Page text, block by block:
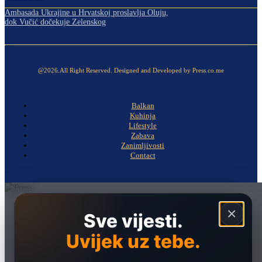
Ambasada Ukrajine u Hrvatskoj proslavlja Oluju,
dok Vučić dočekuje Zelenskog
@2026.All Right Reserved. Designed and Developed by Press.co.me
Balkan
Kuhinja
Lifestyle
Zabava
Zanimljivosti
Contact
×
Sve vijesti.
Uvijek uz tebe.